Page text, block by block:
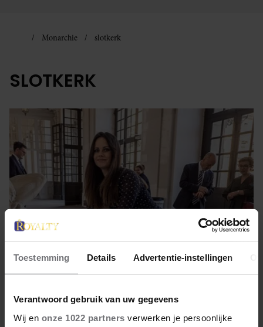
Toestemming Details Advertentie-instellingen
Verantwoord gebruik van uw gegevens
Wij en onze 1022 partners verwerken je persoonlijke
Monarchie slotkerk
SLOTKERK
ORTHODOXE PAASVIERING IN